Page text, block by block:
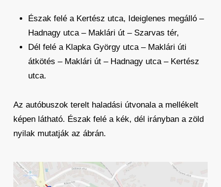
Észak felé a Kertész utca, Ideiglenes megálló –
Hadnagy utca – Maklári út – Szarvas tér,
Dél felé a Klapka György utca – Maklári úti
átkötés – Maklári út – Hadnagy utca – Kertész
utca.
Az autóbuszok terelt haladási útvonala a mellékelt
képen látható. Észak felé a kék, dél irányban a zöld
nyilak mutatják az ábrán.